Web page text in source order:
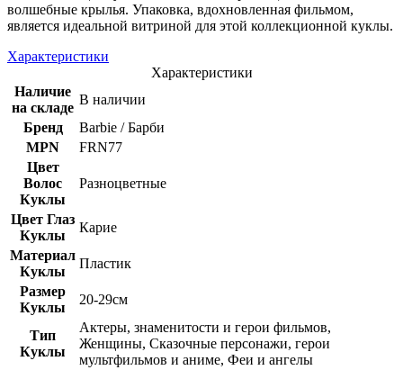
волшебные крылья. Упаковка, вдохновленная фильмом,
является идеальной витриной для этой коллекционной куклы.
Характеристики
Характеристики
Наличие
на складе
В наличии
Бренд
Barbie / Барби
MPN
FRN77
Цвет
Волос
Куклы
Разноцветные
Цвет Глаз
Куклы
Карие
Материал
Куклы
Пластик
Размер
Куклы
20-29см
Тип
Куклы
Актеры, знаменитости и герои фильмов,
Женщины, Сказочные персонажи, герои
мультфильмов и аниме, Феи и ангелы